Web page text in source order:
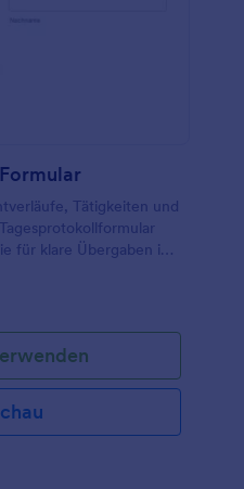
Tätigkeiten und
für klare Übergaben in